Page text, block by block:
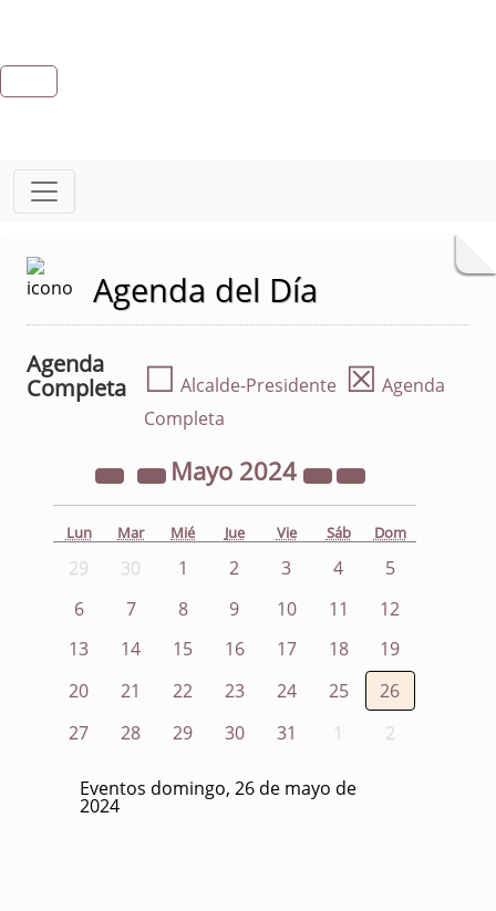
Agenda del Día
Agenda
Completa
☐ Alcalde-Presidente ☒ Agenda
Completa
Mayo 2024
Lun Mar Mié Jue Vie Sáb Dom
29 30 1 2 3 4
5
6
7 8 9 10 11
12
13
14 15 16 17 18
19
20
21 22 23 24 25
26
27
28 29 30 31 1 2
Eventos domingo, 26 de mayo de
2024